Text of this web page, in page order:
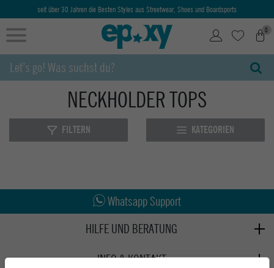
seit über 30 Jahren die Besten Styles aus Streetwear, Shoes und Boardsports
0
NECKHOLDER TOPS
FILTERN KATEGORIEN
Whatsapp Support
HILFE UND BERATUNG
INFO & KONTAKT